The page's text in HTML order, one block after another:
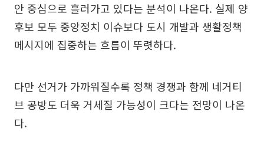
안 중심으로 흘러가고 있다는 분석이 나온다. 실제 양
후보 모두 중앙정치 이슈보다 도시 개발과 생활정책
메시지에 집중하는 흐름이 뚜렷하다.
다만 선거가 가까워질수록 정책 경쟁과 함께 네거티
브 공방도 더욱 거세질 가능성이 크다는 전망이 나온
다.